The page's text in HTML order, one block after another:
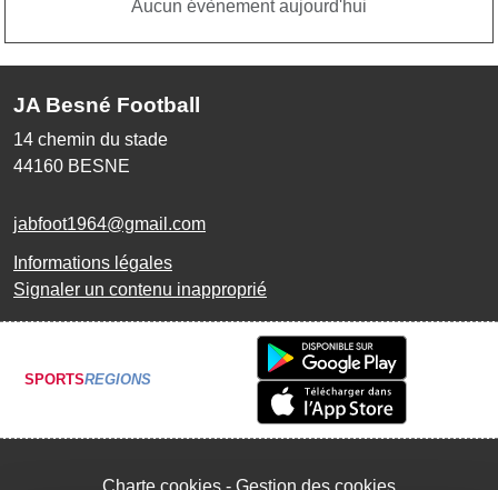
Aucun évènement aujourd'hui
JA Besné Football
14 chemin du stade
44160 BESNE
jabfoot1964@gmail.com
Informations légales
Signaler un contenu inapproprié
SPORTSREGIONS
Charte cookies Gestion des cookies